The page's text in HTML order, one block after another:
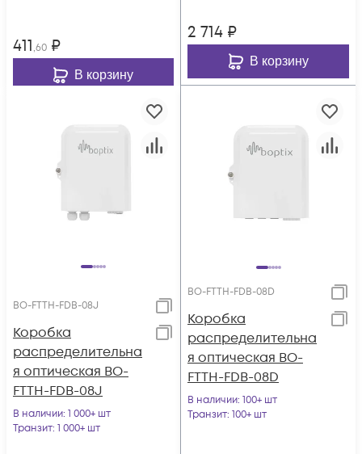
411,60 ₽
В корзину
2 714 ₽
В корзину
BO-FTTH-FDB-08J
Коробка
распределительна
я оптическая BO-
FTTH-FDB-08J
В наличии: 1 000+ шт
Транзит: 1 000+ шт
BO-FTTH-FDB-08D
Коробка
распределительна
я оптическая BO-
FTTH-FDB-08D
В наличии: 100+ шт
Транзит: 100+ шт